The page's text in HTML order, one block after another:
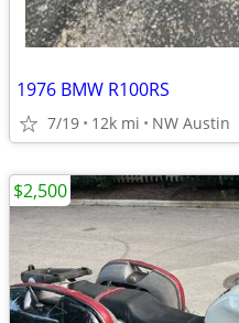
1976 BMW R100RS
7/19 12k mi NW Austin
$2,500